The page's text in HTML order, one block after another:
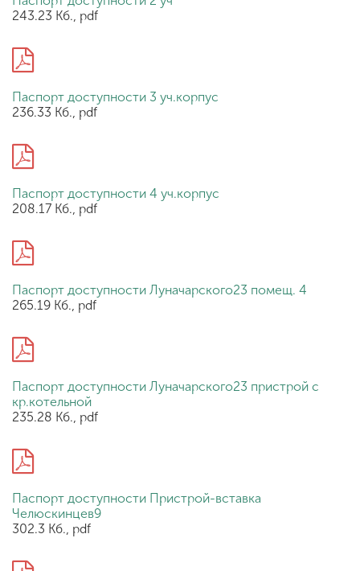
243.23 Кб., pdf
Паспорт доступности 3 уч.корпус
236.33 Кб., pdf
Паспорт доступности 4 уч.корпус
208.17 Кб., pdf
Паспорт доступности Луначарского23 помещ. 4
265.19 Кб., pdf
Паспорт доступности Луначарского23 пристрой с
кр.котельной
235.28 Кб., pdf
Паспорт доступности Пристрой-вставка
Челюскинцев9
302.3 Кб., pdf